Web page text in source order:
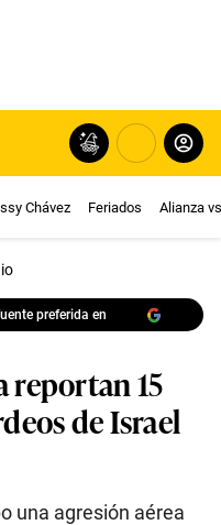
Chávez Feriados Alianza
preferida en
reportan 15
de Israel
una agresión aérea